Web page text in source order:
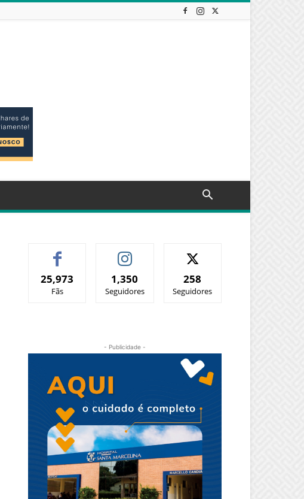
25,973
Fãs
1,350
Seguidores
258
Seguidores
- Publicidade -